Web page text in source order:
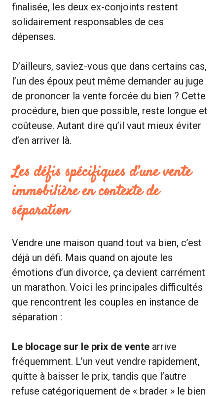
finalisée, les deux ex-conjoints restent
solidairement responsables de ces
dépenses.
D’ailleurs, saviez-vous que dans certains cas,
l’un des époux peut même demander au juge
de prononcer la vente forcée du bien ? Cette
procédure, bien que possible, reste longue et
coûteuse. Autant dire qu’il vaut mieux éviter
d’en arriver là.
Les défis spécifiques d’une vente
immobilière en contexte de
séparation
Vendre une maison quand tout va bien, c’est
déjà un défi. Mais quand on ajoute les
émotions d’un divorce, ça devient carrément
un marathon. Voici les principales difficultés
que rencontrent les couples en instance de
séparation :
Le blocage sur le prix de vente arrive
fréquemment. L’un veut vendre rapidement,
quitte à baisser le prix, tandis que l’autre
refuse catégoriquement de « brader » le bien